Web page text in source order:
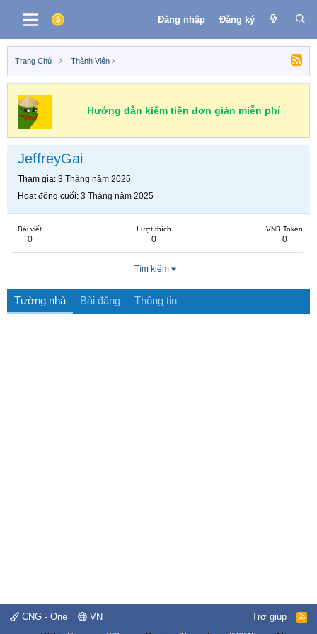
Đăng nhập Đăng ký
Trang Chủ Thành Viên
Hướng dẫn kiếm tiền đơn giản miễn phí
JeffreyGai
Tham gia 3 Tháng năm 2025
Hoạt động cuối 3 Tháng năm 2025
Bài viết
0
Lượt thích
0
VNB Token
0
Tìm kiếm
Tường nhà Bài đăng Thông tin
CNG - One VN Trợ giúp
R